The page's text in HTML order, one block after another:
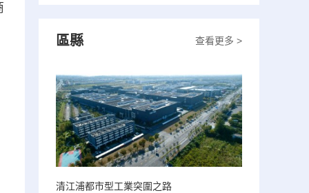
查看更多 >
區縣
清江浦都市型工業突圍之路